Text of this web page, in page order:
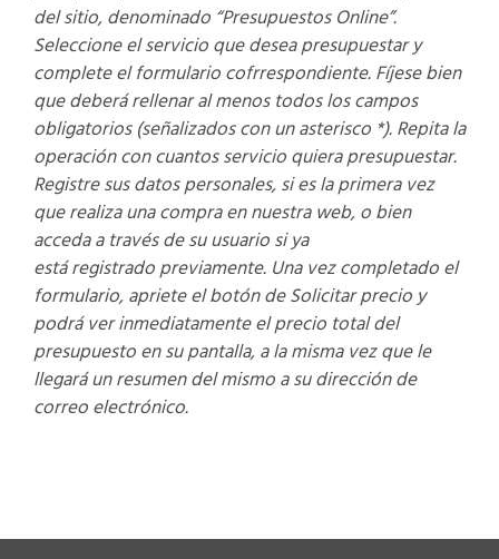
del sitio, denominado “Presupuestos Online”.
Seleccione el servicio que desea presupuestar y
complete el formulario cofrrespondiente. Fíjese bien
que deberárellenar al menos todos los campos
obligatorios (señalizados con un asterisco *). Repita la
operación con cuantos servicio quiera presupuestar.
Registre sus datos personales, si es la primera vez
que realiza una compra en nuestra web, o bien
acceda a través de su usuario si ya
estáregistradopreviamente. Una vez completado el
formulario, apriete el botón de Solicitar precio y
podrá ver inmediatamente el precio total del
presupuesto en su pantalla, a la misma vez que le
llegaráun resumen del mismo a su dirección de
correo electrónico.